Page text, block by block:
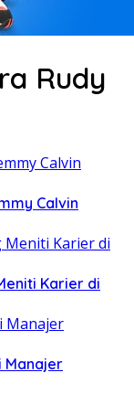
Rudy
Calvin
Karier di
Manajer